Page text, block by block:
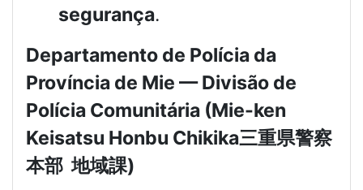
segurança.
Departamento de Polícia da
Província de Mie — Divisão de
Polícia Comunitária (Mie-ken
Keisatsu Honbu Chikika三重県警察
本部 地域課)